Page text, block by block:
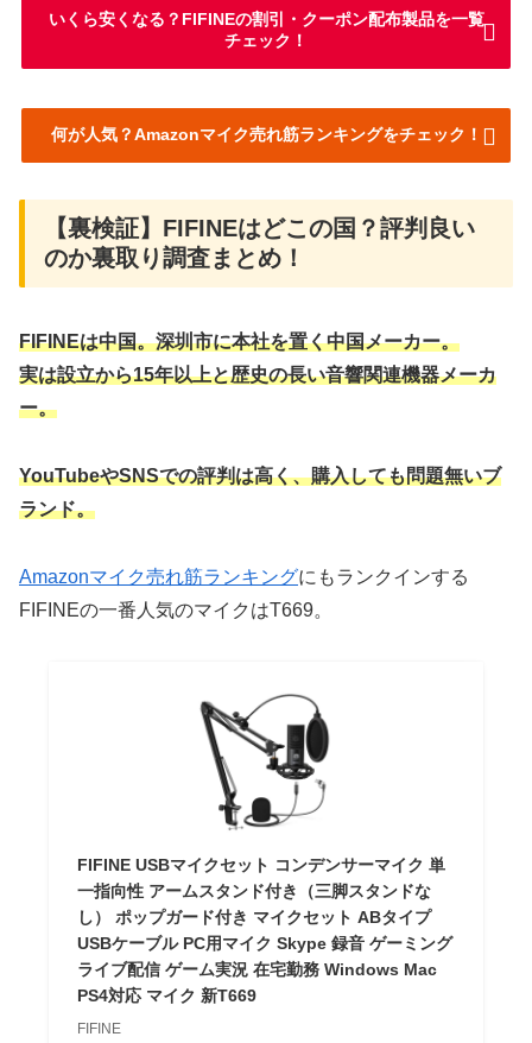
いくら安くなる？FIFINEの割引・クーポン配布製品を一覧
チェック！
何が人気？Amazonマイク売れ筋ランキングをチェック！
【裏検証】FIFINEはどこの国？評判良い
のか裏取り調査まとめ！
FIFINEは中国。深圳市に本社を置く中国メーカー。
実は設立から15年以上と歴史の長い音響関連機器メーカ
ー。
YouTubeやSNSでの評判は高く、購入しても問題無いブ
ランド。
Amazonマイク売れ筋ランキングにもランクインする
FIFINEの一番人気のマイクはT669。
FIFINE USBマイクセット コンデンサーマイク 単
一指向性 アームスタンド付き（三脚スタンドな
し） ポップガード付き マイクセット ABタイプ
USBケーブル PC用マイク Skype 録音 ゲーミング
ライブ配信 ゲーム実況 在宅勤務 Windows Mac
PS4対応 マイク 新T669
FIFINE